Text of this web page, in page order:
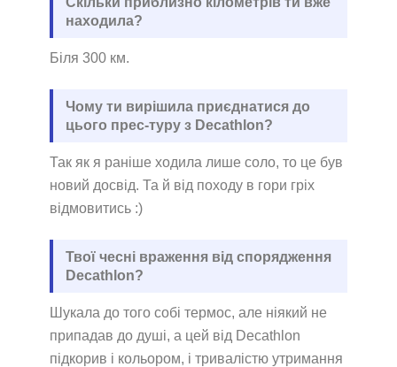
находила?
Біля 300 км.
Чому ти вирішила приєднатися до
цього прес-туру з Decathlon?
Так як я раніше ходила лише соло, то це був
новий досвід. Та й від походу в гори гріх
відмовитись :)
Твої чесні враження від спорядження
Decathlon?
Шукала до того собі термос, але ніякий не
припадав до душі, а цей від Decathlon
підкорив і кольором, і тривалістю утримання